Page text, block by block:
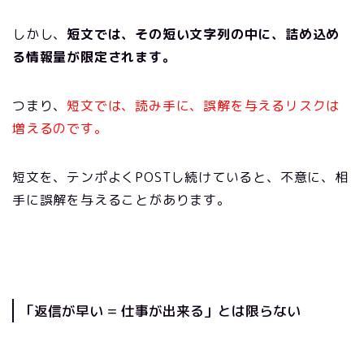
しかし、短文では、その短い文字列の中に、詰め込め
る情報量が限定されます。
つまり、 短文では、読み手に、誤解を与えるリスクは
増えるのです。
短文を、テンポよくPOSTし続けていると、不意に、相
手に誤解を与えることがあります。
「返信が早い = 仕事が出来る」とは限らない